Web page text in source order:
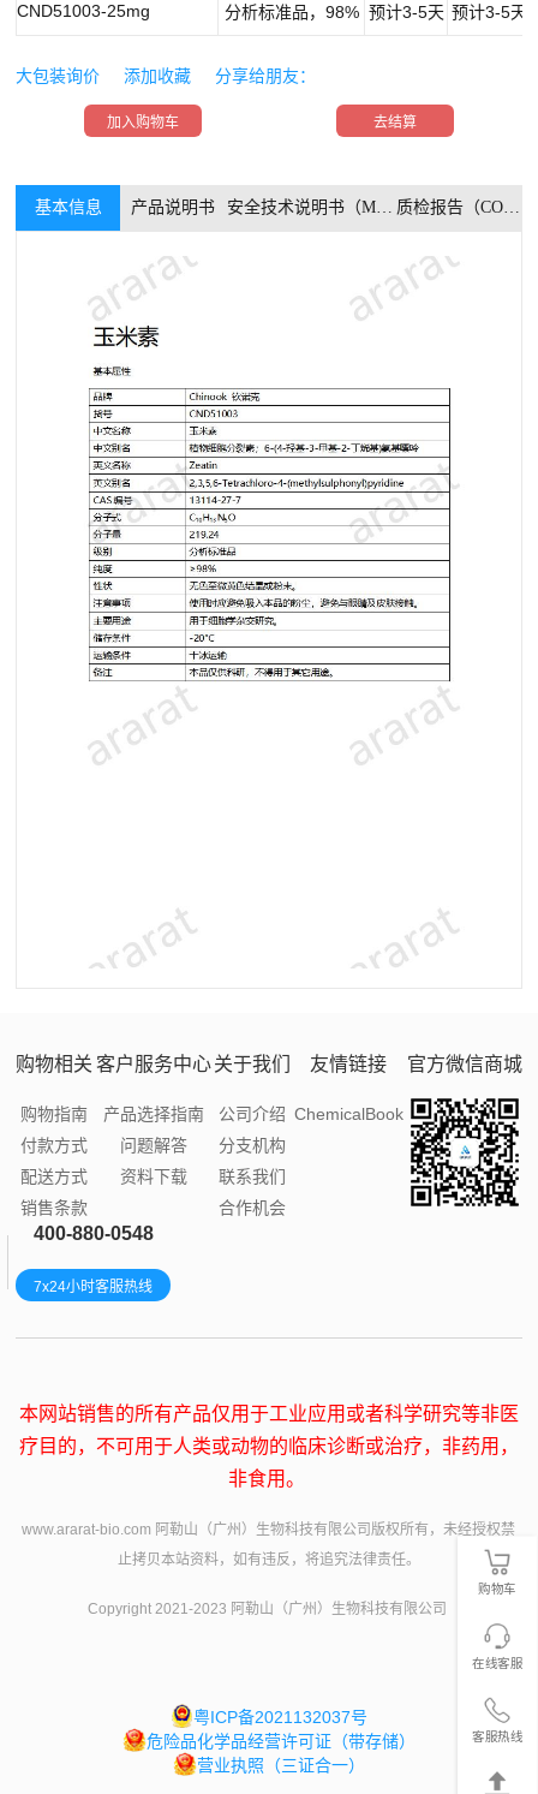
CND51003-25mg 分析标准品，98% 预计3-5天 预计3-5天
大包装询价 添加收藏 分享给朋友：
加入购物车 去结算
基本信息 产品说明书 安全技术说明书（MSDS） 质检报告（COA）
购物相关
购物指南
付款方式
配送方式
销售条款
客户服务中心
产品选择指南
问题解答
资料下载
关于我们
公司介绍
分支机构
联系我们
合作机会
友情链接
ChemicalBook
官方微信商城
400-880-0548
7x24小时客服热线
本网站销售的所有产品仅用于工业应用或者科学研究等非医
疗目的，不可用于人类或动物的临床诊断或治疗，非药用，
非食用。
www.ararat-bio.com 阿勒山（广州）生物科技有限公司版权所有，未经授权禁
止拷贝本站资料，如有违反，将追究法律责任。
Copyright 2021-2023 阿勒山（广州）生物科技有限公司
粤ICP备2021132037号
危险品化学品经营许可证（带存储）
营业执照（三证合一）
购物车
在线客服
客服热线